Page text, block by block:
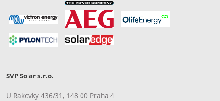
SVP Solar s.r.o.
U Rakovky 436/31, 148 00 Praha 4